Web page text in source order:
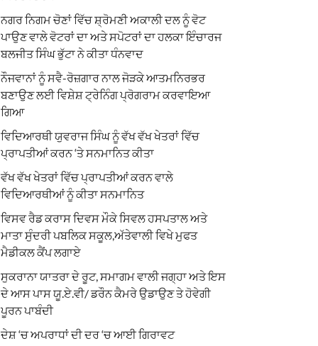
ਨਗਰ ਨਿਗਮ ਚੋਣਾਂ ਵਿੱਚ ਸ਼੍ਰੋਮਣੀ ਅਕਾਲੀ ਦਲ ਨੂੰ ਵੋਟ
ਪਾਉਣ ਵਾਲੇ ਵੋਟਰਾਂ ਦਾ ਅਤੇ ਸਪੋਟਰਾਂ ਦਾ ਹਲਕਾ ਇੰਚਾਰਜ
ਬਲਜੀਤ ਸਿੰਘ ਭੁੱਟਾ ਨੇ ਕੀਤਾ ਧੰਨਵਾਦ
ਨੌਜਵਾਨਾਂ ਨੂੰ ਸਵੈ-ਰੋਜ਼ਗਾਰ ਨਾਲ ਜੋੜਕੇ ਆਤਮਨਿਰਭਰ
ਬਣਾਉਣ ਲਈ ਵਿਸ਼ੇਸ਼ ਟ੍ਰੇਨਿੰਗ ਪ੍ਰੋਗਰਾਮ ਕਰਵਾਇਆ
ਗਿਆ
ਵਿਦਿਆਰਥੀ ਯੁਵਰਾਜ ਸਿੰਘ ਨੂੰ ਵੱਖ ਵੱਖ ਖੇਤਰਾਂ ਵਿੱਚ
ਪ੍ਰਾਪਤੀਆਂ ਕਰਨ ‘ਤੇ ਸਨਮਾਨਿਤ ਕੀਤਾ
ਵੱਖ ਵੱਖ ਖੇਤਰਾਂ ਵਿੱਚ ਪ੍ਰਾਪਤੀਆਂ ਕਰਨ ਵਾਲੇ
ਵਿਦਿਆਰਥੀਆਂ ਨੂੰ ਕੀਤਾ ਸਨਮਾਨਿਤ
ਵਿਸਵ ਰੈਡ ਕਰਾਸ ਦਿਵਸ ਮੌਕੇ ਸਿਵਲ ਹਸਪਤਾਲ ਅਤੇ
ਮਾਤਾ ਸੁੰਦਰੀ ਪਬਲਿਕ ਸਕੂਲ,ਅੱਤੇਵਾਲੀ ਵਿਖੇ ਮੁਫਤ
ਮੈਡੀਕਲ ਕੈਂਪ ਲਗਾਏ
ਸੁਕਰਾਨਾ ਯਾਤਰਾ ਦੇ ਰੂਟ, ਸਮਾਗਮ ਵਾਲੀ ਜਗ੍ਹਾ ਅਤੇ ਇਸ
ਦੇ ਆਸ ਪਾਸ ਯੂ.ਏ.ਵੀ/ ਡਰੌਨ ਕੈਮਰੇ ਉਡਾਉਣ ਤੇ ਹੋਵੇਗੀ
ਪੂਰਨ ਪਾਬੰਦੀ
ਦੇਸ਼ ‘ਚ ਅਪਰਾਧਾਂ ਦੀ ਦਰ ‘ਚ ਆਈ ਗਿਰਾਵਟ